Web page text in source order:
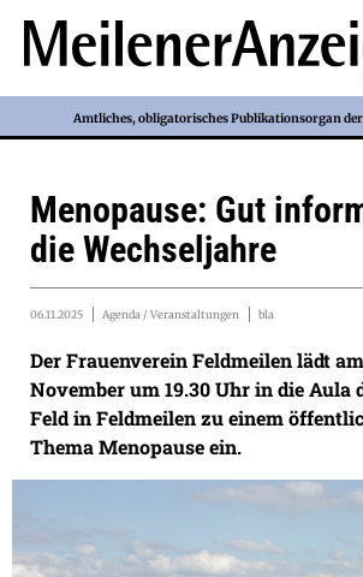
Amtliches, obligatorisches Publikationsorgan der
Menopause: Gut
die Wechseljahre
06.11.2025 Agenda / Veranstaltungen bla
Der Frauenverein Feldmeilen lädt
November um 19.30 Uhr in die Aula
Feld in Feldmeilen zu einem
Thema Menopause ein.